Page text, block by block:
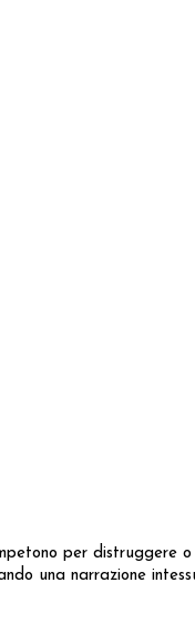
per distruggere
una narrazione